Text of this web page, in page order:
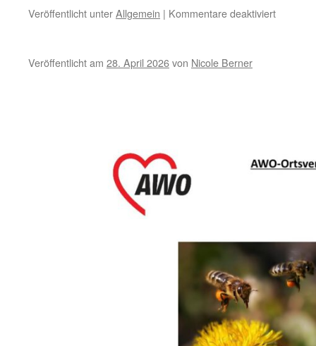
Veröffentlicht unterAllgemein | Kommentare deaktiviertfür
Veröffentlicht am 28. April 2026von Nicole Berner